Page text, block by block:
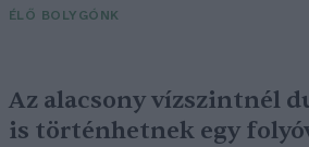
ÉLŐ BOLYGÓNK
Az alacsony vízszintnél
is történhetnek egy